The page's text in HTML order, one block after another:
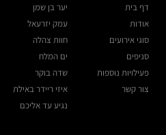
דף בית
אודות
סוגי אירועים
סניפים
פעילויות נוספות
צור קשר
יער בן שמן
עמק יזרעאל
חוות צהלה
ים המלח
שדה בוקר
איזי ריידר באילת
נגיע עד אליכם